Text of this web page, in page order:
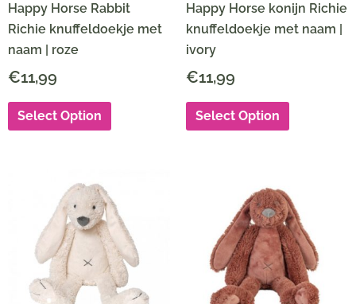
Happy Horse Rabbit
Richie knuffeldoekje met
naam | roze
€11,99
Select Option
Happy Horse konijn Richie
knuffeldoekje met naam |
ivory
€11,99
Select Option